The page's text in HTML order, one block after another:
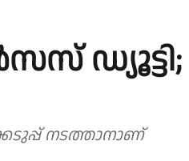
ഡ്യൂട്ടി;
നടത്താനാണ്